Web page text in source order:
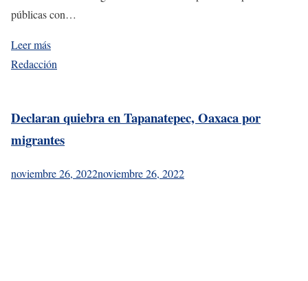
públicas con…
Leer más
Redacción
Declaran quiebra en Tapanatepec, Oaxaca por
migrantes
noviembre 26, 2022noviembre 26, 2022